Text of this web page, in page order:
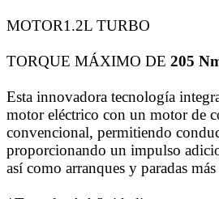
MOTOR1.2L TURBO
TORQUE MÁXIMO DE 205
Esta innovadora tecnología
motor eléctrico con un motor de
convencional, permitiendo
proporcionando un impulso
así como arranques y paradas más